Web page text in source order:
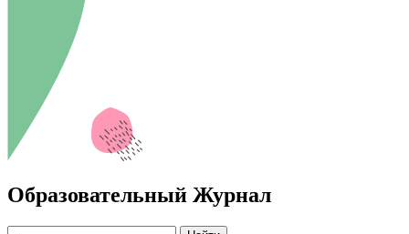
Образовательный Журнал